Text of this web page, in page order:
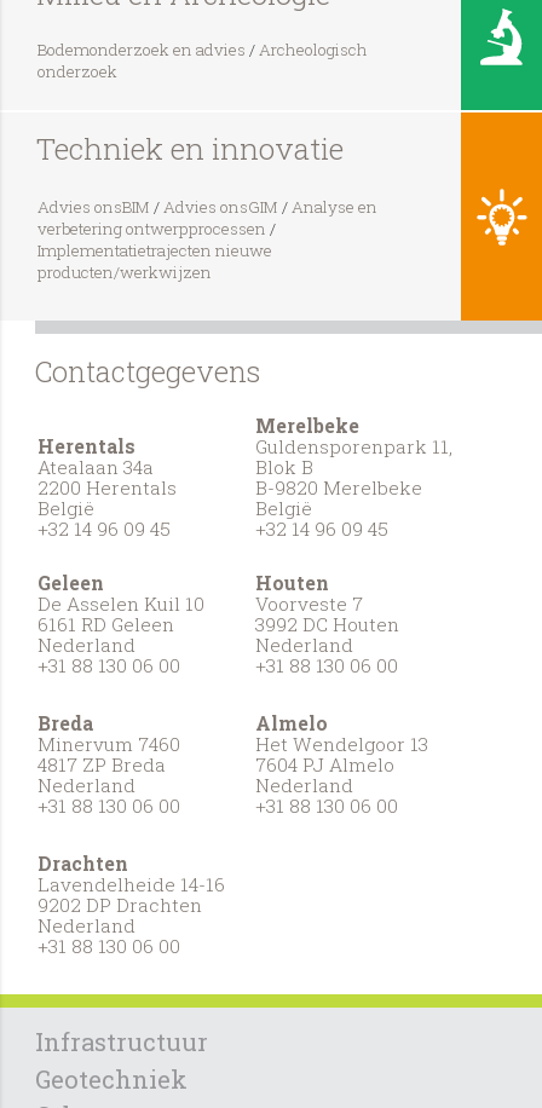
Bodemonderzoek en advies /Archeologisch
onderzoek
Techniek en innovatie
Advies onsBIM /Advies onsGIM /Analyse en
verbetering ontwerpprocessen /
Implementatietrajecten nieuwe
producten/werkwijzen
Contactgegevens
Herentals
Atealaan 34a
2200 Herentals
België
+32 14 96 09 45
Merelbeke
Guldensporenpark 11,
Blok B
B-9820 Merelbeke
België
+32 14 96 09 45
Geleen
De Asselen Kuil 10
6161 RD Geleen
Nederland
+31 88 130 06 00
Houten
Voorveste 7
3992 DC Houten
Nederland
+31 88 130 06 00
Breda
Minervum 7460
4817 ZP Breda
Nederland
+31 88 130 06 00
Almelo
Het Wendelgoor 13
7604 PJ Almelo
Nederland
+31 88 130 06 00
Drachten
Lavendelheide 14-16
9202 DP Drachten
Nederland
+31 88 130 06 00
Infrastructuur
Geotechniek